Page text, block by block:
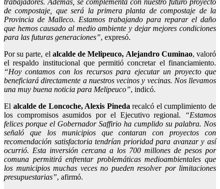
trabajadores. Además, se complementa con nuestro futuro proyecto
de compostaje, que será la primera planta de compostaje de la
Provincia de Malleco. Estamos trabajando para reparar el daño
que hemos causado al medio ambiente y dejar mejores condiciones
para las futuras generaciones”, expresó.
Por su parte, el alcalde de Melipeuco, Alejandro Cuminao, valoró
el respaldo institucional que permitió concretar el financiamiento.
“Hoy contamos con los recursos para ejecutar un proyecto que
beneficiará directamente a nuestros vecinos y vecinas. Nos llevamos
una muy buena noticia para Melipeuco”, indicó.
El alcalde de Loncoche, Alexis Pineda recalcó el cumplimiento de
los compromisos asumidos por el Ejecutivo regional.
“Estamos
felices porque el Gobernador Saffirio ha cumplido su palabra. Nos
señaló que los municipios que contaran con proyectos con
recomendación satisfactoria tendrían prioridad para avanzar y así
ocurrió. Esta inversión cercana a los 700 millones de pesos por
comuna permitirá enfrentar problemáticas medioambientales que
los municipios muchas veces no pueden resolver por limitaciones
presupuestarias”, afirmó.